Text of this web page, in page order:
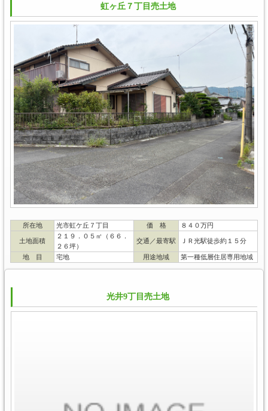
虹ヶ丘７丁目売土地
所在地 光市虹ケ丘７丁目 価 格 ８４０万円
土地面積
２１９．０５㎡（６６．
２６坪）
交通／最寄駅 ＪＲ光駅徒歩約１５分
地 目 宅地 用途地域 第一種低層住居専用地域
光井9丁目売土地